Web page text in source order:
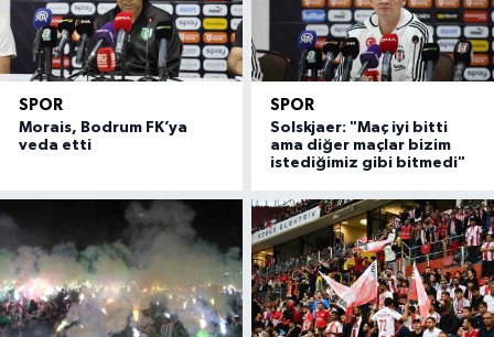
SPOR
Morais, Bodrum FK’ya
veda etti
SPOR
Solskjaer: "Maç iyi bitti
ama diğer maçlar bizim
istediğimiz gibi bitmedi"